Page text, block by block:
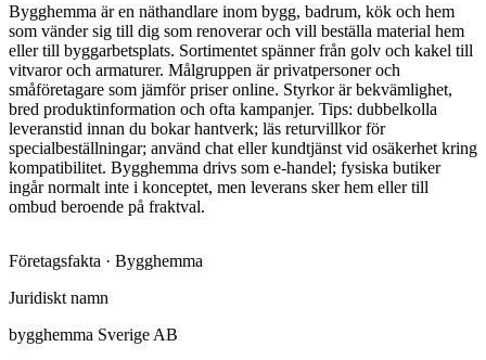
Bygghemma är en näthandlare inom bygg, badrum, kök och hem
som vänder sig till dig som renoverar och vill beställa material hem
eller till byggarbetsplats. Sortimentet spänner från golv och kakel till
vitvaror och armaturer. Målgruppen är privatpersoner och
småföretagare som jämför priser online. Styrkor är bekvämlighet,
bred produktinformation och ofta kampanjer. Tips: dubbelkolla
leveranstid innan du bokar hantverk; läs returvillkor för
specialbeställningar; använd chat eller kundtjänst vid osäkerhet kring
kompatibilitet. Bygghemma drivs som e-handel; fysiska butiker
ingår normalt inte i konceptet, men leverans sker hem eller till
ombud beroende på fraktval.
Företagsfakta · Bygghemma
Juridiskt namn
bygghemma Sverige AB